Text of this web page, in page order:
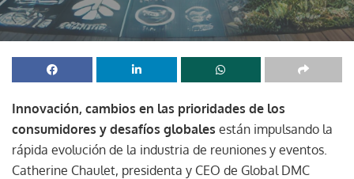
Innovación, cambios en las prioridades de los
consumidores y desafíos globales están impulsando la
rápida evolución de la industria de reuniones y eventos.
Catherine Chaulet, presidenta y CEO de Global DMC